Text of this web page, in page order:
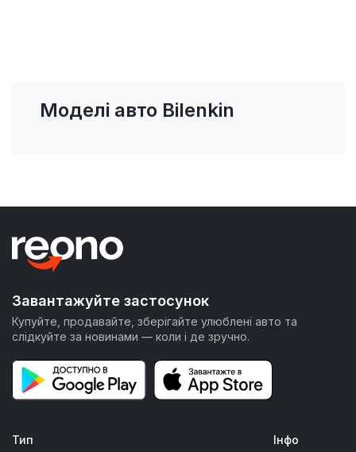
Моделі авто Bilenkin
Завантажуйте застосунок
Купуйте, продавайте, зберігайте улюблені авто та
слідкуйте за новинами — коли і де зручно.
Тип Інфо